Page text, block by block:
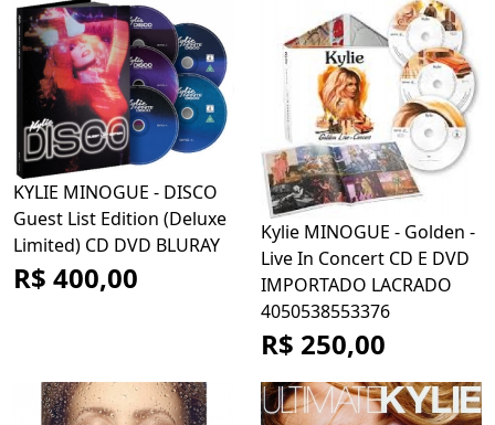
KYLIE MINOGUE - DISCO
Guest List Edition (Deluxe
Limited) CD DVD BLURAY
R$ 400,00
Kylie MINOGUE - Golden -
Live In Concert CD E DVD
IMPORTADO LACRADO
4050538553376
R$ 250,00